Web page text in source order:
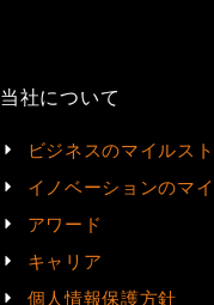
当社について
ビジネスのマイルス
イノベーションのマ
アワード
キャリア
個人情報保護方針